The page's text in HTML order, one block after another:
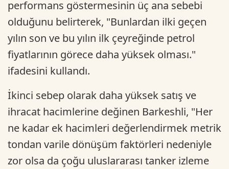
performans göstermesinin üç ana sebebi
olduğunu belirterek, "Bunlardan ilki geçen
yılın son ve bu yılın ilk çeyreğinde petrol
fiyatlarının görece daha yüksek olması."
ifadesini kullandı.
İkinci sebep olarak daha yüksek satış ve
ihracat hacimlerine değinen Barkeshli, "Her
ne kadar ek hacimleri değerlendirmek metrik
tondan varile dönüşüm faktörleri nedeniyle
zor olsa da çoğu uluslararası tanker izleme